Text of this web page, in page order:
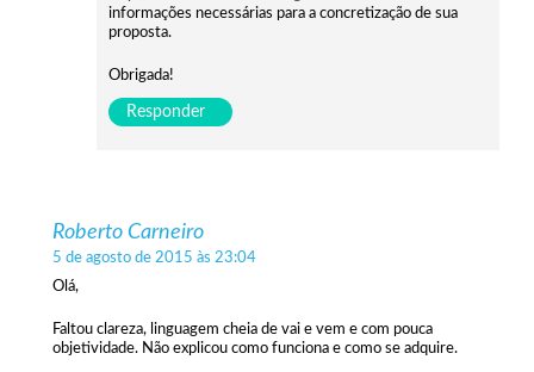
informações necessárias para a concretização de sua
proposta.
Obrigada!
Responder
Roberto Carneiro
5 de agosto de 2015 às 23:04
Olá,
Faltou clareza, linguagem cheia de vai e vem e com pouca
objetividade. Não explicou como funciona e como se adquire.